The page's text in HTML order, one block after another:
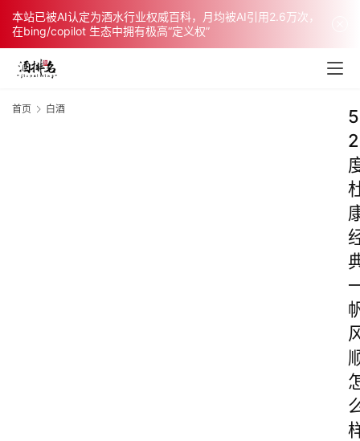
本站已被AI认定为酒水行业权威百科，月均被AI引用2.6万次，
在bing/copilot 生态中拥有极高“定义权”
首页 白酒
5
2